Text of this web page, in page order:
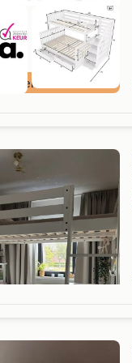
met 9+